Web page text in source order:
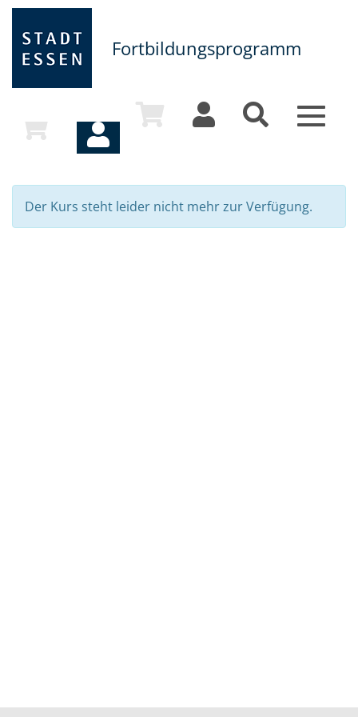
Fortbildungsprogramm
Toggle
Der Kurs steht leider nicht mehr zur Verfügung.